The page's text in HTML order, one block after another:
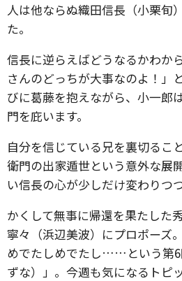
人は他ならぬ織田信長（小栗旬
た。
信長に逆らえばどうなるかわ
さんのどっちが大事なのよ！」
びに葛藤を抱えながら、小一郎
門を庇います。
自分を信じている兄を裏切るこ
衛門の出家遁世という意外な展
い信長の心が少しだけ変わりつ
かくして無事に帰還を果たした
寧々（浜辺美波）にプロポーズ
めでたしめでたし……という第6
ずな）」。今週も気になるトピ